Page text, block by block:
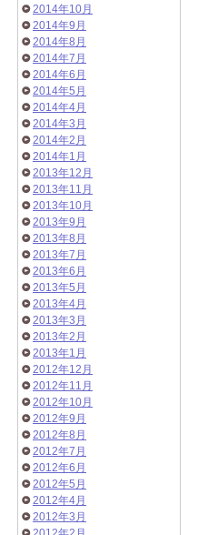
2014年10月
2014年9月
2014年8月
2014年7月
2014年6月
2014年5月
2014年4月
2014年3月
2014年2月
2014年1月
2013年12月
2013年11月
2013年10月
2013年9月
2013年8月
2013年7月
2013年6月
2013年5月
2013年4月
2013年3月
2013年2月
2013年1月
2012年12月
2012年11月
2012年10月
2012年9月
2012年8月
2012年7月
2012年6月
2012年5月
2012年4月
2012年3月